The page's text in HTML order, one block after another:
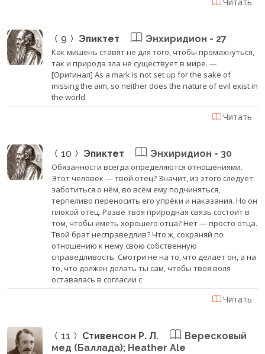
9 Эпиктет Энхиридион - 27
Как мишень ставят не для того, чтобы промахнуться,
так и природа зла не существует в мире. ---
[Оригинал] As a mark is not set up for the sake of
missing the aim, so neither does the nature of evil exist in
the world.
Читать
10 Эпиктет Энхиридион - 30
Обязанности всегда определяются отношениями.
Этот человек — твой отец? Значит, из этого следует:
заботиться о нём, во всём ему подчиняться,
терпеливо переносить его упрёки и наказания. Но он
плохой отец. Разве твоя природная связь состоит в
том, чтобы иметь хорошего отца? Нет — просто отца.
Твой брат несправедлив? Что ж, сохраняй по
отношению к нему свою собственную
справедливость. Смотри не на то, что делает он, а на
то, что должен делать ты сам, чтобы твоя воля
оставалась в согласии с
Читать
11 Стивенсон Р. Л.
Вересковый
мед (Баллада); Heather Ale